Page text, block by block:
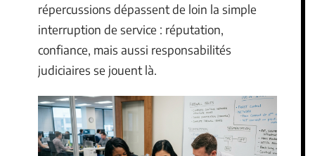
répercussions dépassent de loin la simple
interruption de service : réputation,
confiance, mais aussi responsabilités
judiciaires se jouent là.